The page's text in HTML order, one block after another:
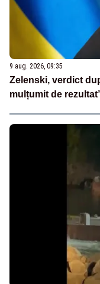
9 aug. 2026, 09:35
Zelenski, verdict
mulțumit de